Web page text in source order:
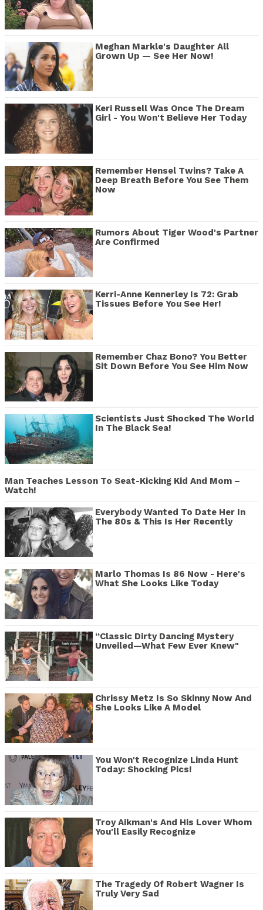
Meghan Markle's Daughter All
Grown Up — See Her Now!
Keri Russell Was Once The Dream
Girl - You Won't Believe Her Today
Remember Hensel Twins? Take A
Deep Breath Before You See Them
Now
Rumors About Tiger Wood's Partner
Are Confirmed
Kerri-Anne Kennerley Is 72: Grab
Tissues Before You See Her!
Remember Chaz Bono? You Better
Sit Down Before You See Him Now
Scientists Just Shocked The World
In The Black Sea!
Man Teaches Lesson To Seat-Kicking Kid And Mom –
Watch!
Everybody Wanted To Date Her In
The 80s & This Is Her Recently
Marlo Thomas Is 86 Now - Here's
What She Looks Like Today
“Classic Dirty Dancing Mystery
Unveiled—What Few Ever Knew"
Chrissy Metz Is So Skinny Now And
She Looks Like A Model
You Won't Recognize Linda Hunt
Today: Shocking Pics!
Troy Aikman's And His Lover Whom
You'll Easily Recognize
The Tragedy Of Robert Wagner Is
Truly Very Sad